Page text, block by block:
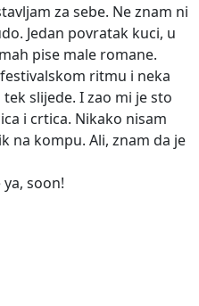
za sebe. Ne znam ni
Jedan povratak kuci, u
pise male romane.
ritmu i neka
slijede. I zao mi je sto
i crtica. Nikako nisam
na kompu. Ali, znam da je
soon!